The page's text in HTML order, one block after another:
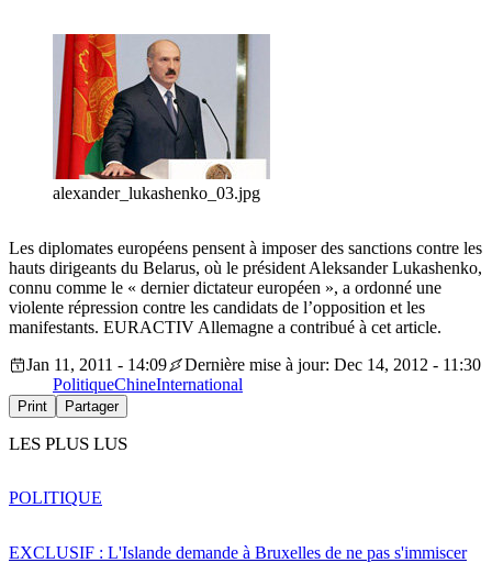
alexander_lukashenko_03.jpg
Les diplomates européens pensent à imposer des sanctions contre les
hauts dirigeants du Belarus, où le président Aleksander Lukashenko,
connu comme le « dernier dictateur européen », a ordonné une
violente répression contre les candidats de l’opposition et les
manifestants. EURACTIV Allemagne a contribué à cet article.
Jan 11, 2011 - 14:09
Dernière mise à jour: Dec 14, 2012 - 11:30
PolitiqueChineInternational
Print Partager
LES PLUS LUS
EXCLUSIF : L'Islande demande à Bruxelles de ne pas s'immiscer
POLITIQUE